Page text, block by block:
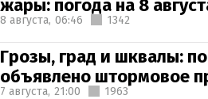
жары: погода на 8
8 августа, 06:46 1342
Грозы, град и шквалы:
объявлено штормовое
7 августа, 21:00 1963